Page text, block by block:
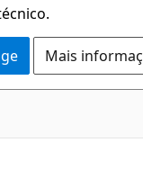
Mais